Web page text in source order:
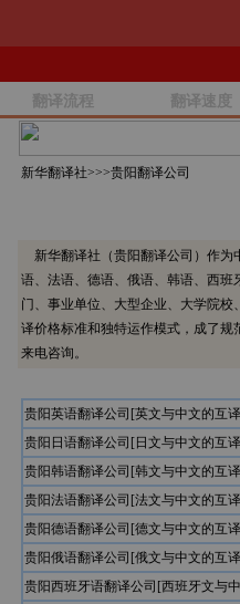
翻译流程 翻译速度
新华翻译社>>>贵阳翻译公司
新华翻译社（贵阳翻译公司）作为
语、法语、德语、俄语、韩语、西
门、事业单位、大型企业、大学院
译价格标准和独特运作模式，成了
来电咨询。
贵阳英语翻译公司[英文与中文的互
贵阳日语翻译公司[日文与中文的互
贵阳韩语翻译公司[韩文与中文的互
贵阳法语翻译公司[法文与中文的互
贵阳德语翻译公司[德文与中文的互
贵阳俄语翻译公司[俄文与中文的互
贵阳西班牙语翻译公司[西班牙文与